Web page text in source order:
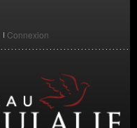
Connexion